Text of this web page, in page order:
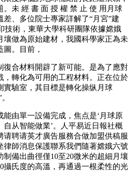
。未 經 書 面 授 權 禁 止 使 用月球
、多位院士專家詳解了“月宮”建
技術，東華大學科研團隊依據嫦娥
壤做為原始建材，我國科學家正為未
。目前，
合材料開辟了新可能。是為了應對
，轉化為可用的工程材料。正在位於
實驗室，其目標是轉化操纵月球
由單一設備完成，焦点是‘月球原
从智能做業’。人平易近日報社概
请聘请英才廣告服務合做加盟供稿服
律師消息保護聯系我們隨著嫦娥六號
制備出曲徑僅10至20微米的超細月壤
攝氏度的高溫，再通過一根柔性的光